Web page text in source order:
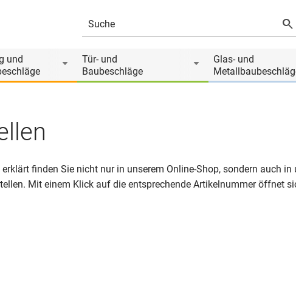
und
Tür- und
Baubeschläge
Glas- und
finden Sie nicht nur in unserem Online-Shop, sondern auch
Mit einem Klick auf die entsprechende Artikelnummer öffnet